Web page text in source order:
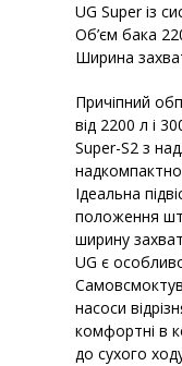
UG Super із
Об’єм бака
Ширина
Причіпний
від 2200 л і
Super-S2 з
Ідеальна
положення
ширину
UG є
насоси
комфортні в
до сухого